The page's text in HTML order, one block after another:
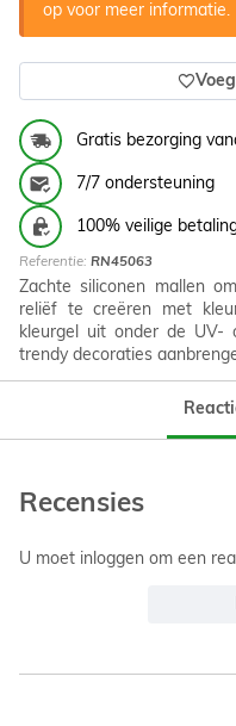
op voor meer informatie.
Gratis bezorging
7/7 ondersteuning
100% veilige
Referentie: RN45063
Zachte siliconen mallen
reliëf te creëren met
kleurgel uit onder de UV-
trendy decoraties
Recensies
U moet inloggen om een